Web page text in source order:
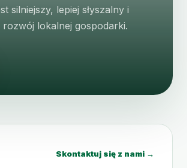
silniejszy, lepiej słyszalny i
lokalnej gospodarki.
Skontaktuj się z nami →